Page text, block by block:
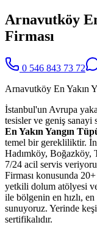
Arnavutköy
Firması
0 546 843 73 72
Arnavutköy En Yakın
İstanbul'un Avrupa
tesisler ve geniş
En Yakın Yangın
temel bir gerekliliktir.
Hadımköy, Boğazköy,
7/24 acil servis
Firması konusunda
yetkili dolum atölyesi
ile bölgenin en hızlı,
sunuyoruz. Yerinde
sertifikalıdır.